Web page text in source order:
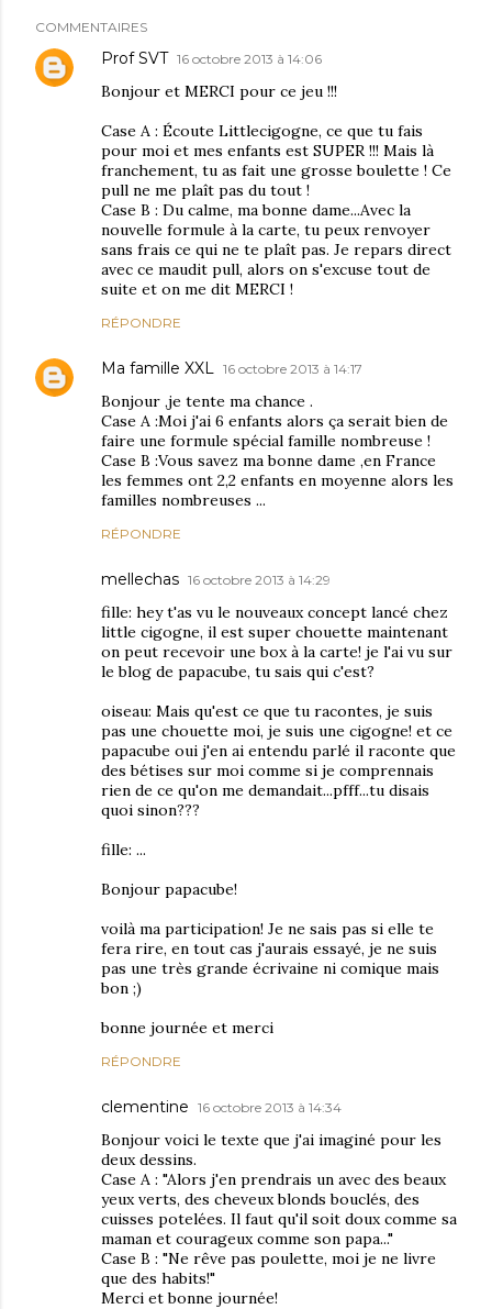
COMMENTAIRES
Prof SVT 16 octobre 2013 à 14:06
Bonjour et MERCI pour ce jeu !!!
Case A : Écoute Littlecigogne, ce que tu fais
pour moi et mes enfants est SUPER !!! Mais là
franchement, tu as fait une grosse boulette ! Ce
pull ne me plaît pas du tout !
Case B : Du calme, ma bonne dame...Avec la
nouvelle formule à la carte, tu peux renvoyer
sans frais ce qui ne te plaît pas. Je repars direct
avec ce maudit pull, alors on s'excuse tout de
suite et on me dit MERCI !
RÉPONDRE
Ma famille XXL 16 octobre 2013 à 14:17
Bonjour ,je tente ma chance .
Case A :Moi j'ai 6 enfants alors ça serait bien de
faire une formule spécial famille nombreuse !
Case B :Vous savez ma bonne dame ,en France
les femmes ont 2,2 enfants en moyenne alors les
familles nombreuses ...
RÉPONDRE
mellechas 16 octobre 2013 à 14:29
fille: hey t'as vu le nouveaux concept lancé chez
little cigogne, il est super chouette maintenant
on peut recevoir une box à la carte! je l'ai vu sur
le blog de papacube, tu sais qui c'est?
oiseau: Mais qu'est ce que tu racontes, je suis
pas une chouette moi, je suis une cigogne! et ce
papacube oui j'en ai entendu parlé il raconte que
des bétises sur moi comme si je comprennais
rien de ce qu'on me demandait...pfff...tu disais
quoi sinon???
fille: ...
Bonjour papacube!
voilà ma participation! Je ne sais pas si elle te
fera rire, en tout cas j'aurais essayé, je ne suis
pas une très grande écrivaine ni comique mais
bon ;)
bonne journée et merci
RÉPONDRE
clementine 16 octobre 2013 à 14:34
Bonjour voici le texte que j'ai imaginé pour les
deux dessins.
Case A : "Alors j'en prendrais un avec des beaux
yeux verts, des cheveux blonds bouclés, des
cuisses potelées. Il faut qu'il soit doux comme sa
maman et courageux comme son papa..."
Case B : "Ne rêve pas poulette, moi je ne livre
que des habits!"
Merci et bonne journée!